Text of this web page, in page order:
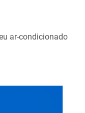
ar-condicionado